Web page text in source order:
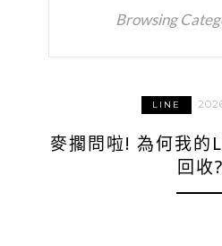
Browsing
LINE
麥擱問啦! 為何我的
回收?